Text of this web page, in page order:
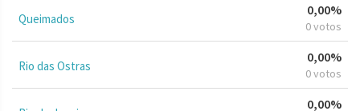
Queimados
0,00%
0 votos
Rio das Ostras
0,00%
0 votos
0,00%